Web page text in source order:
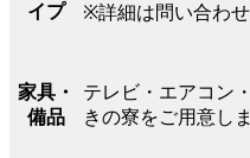
イプ
※詳細は問い合わ
家具・
備品
テレビ・エアコン
きの寮をご用意し